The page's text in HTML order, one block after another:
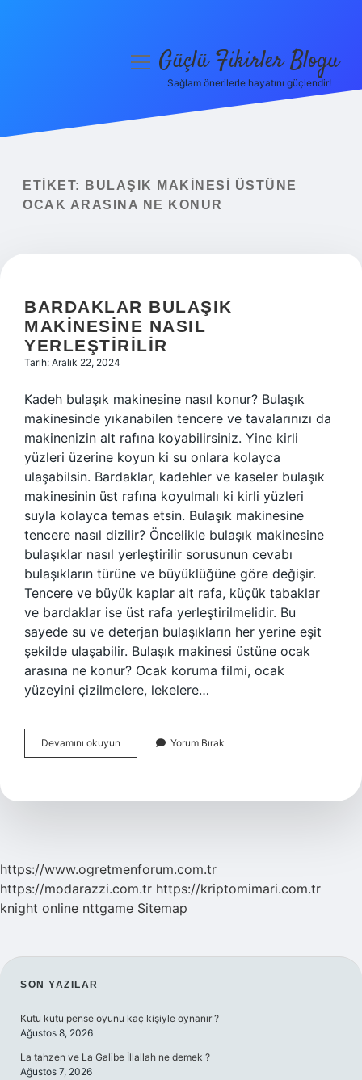
Yasal Uyarı
menüyüGüçlü Fikirler Blogu
Sağlam önerilerle hayatını güçlendir!
ETIKET:
BULAŞIK MAKINESI ÜSTÜNE
OCAK ARASINA NE KONUR
BARDAKLAR BULAŞIK
MAKINESINE NASIL
YERLEŞTIRILIR
Tarih: Aralık 22, 2024
Kadeh bulaşık makinesine nasıl konur? Bulaşık
makinesinde yıkanabilen tencere ve tavalarınızı da
makinenizin alt rafına koyabilirsiniz. Yine kirli
yüzleri üzerine koyun ki su onlara kolayca
ulaşabilsin. Bardaklar, kadehler ve kaseler bulaşık
makinesinin üst rafına koyulmalı ki kirli yüzleri
suyla kolayca temas etsin. Bulaşık makinesine
tencere nasıl dizilir? Öncelikle bulaşık makinesine
bulaşıklar nasıl yerleştirilir sorusunun cevabı
bulaşıkların türüne ve büyüklüğüne göre değişir.
Tencere ve büyük kaplar alt rafa, küçük tabaklar
ve bardaklar ise üst rafa yerleştirilmelidir. Bu
sayede su ve deterjan bulaşıkların her yerine eşit
şekilde ulaşabilir. Bulaşık makinesi üstüne ocak
arasına ne konur? Ocak koruma filmi, ocak
yüzeyini çizilmelere, lekelere…
Devamını okuyun Bardaklar
Bulaşık
Yerleştirilir
Yorum Bırak
https://www.ogretmenforum.com.tr
https://modarazzi.com.tr https://kriptomimari.com.tr
knight online nttgame Sitemap
SIDEBAR
SON YAZILAR
Kutu kutu pense oyunu kaç kişiyle oynanır ?
Ağustos 8, 2026
La tahzen ve La Galibe İllallah ne demek ?
Ağustos 7, 2026